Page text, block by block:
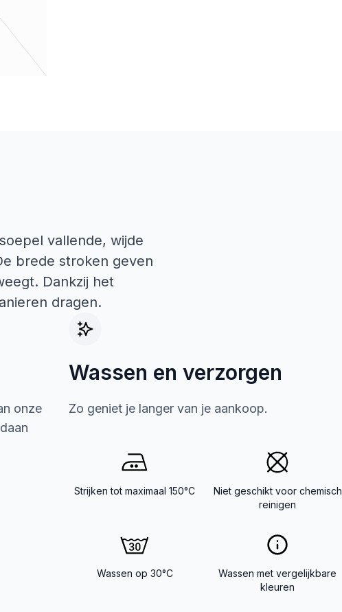
vallende, wijde
brede stroken geven
Dankzij het
dragen.
onze
Wassen en verzorgen
Zo geniet je langer van je aankoop.
Strijken tot maximaal 150°C
Niet geschikt voor chemisch
reinigen
Wassen op 30°C
Wassen met vergelijkbare
kleuren